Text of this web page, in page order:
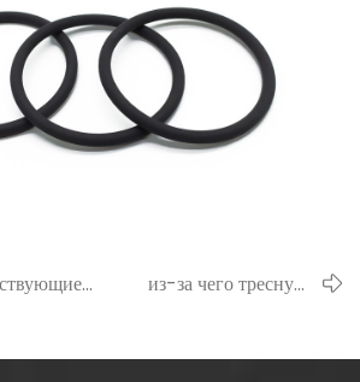
из-за чего треснуло